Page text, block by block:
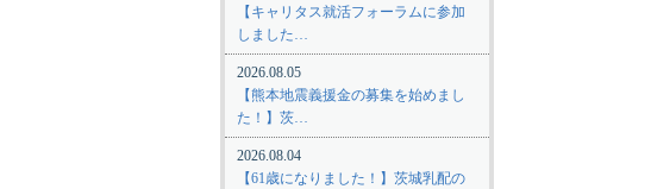
【キャリタス就活フォーラムに参加
しました…
2026.08.05
【熊本地震義援金の募集を始めまし
た！】茨…
2026.08.04
【61歳になりました！】茨城乳配の